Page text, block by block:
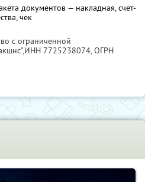
документов — накладная, счет-
чек
с ограниченной
ИНН 7725238074, ОГРН